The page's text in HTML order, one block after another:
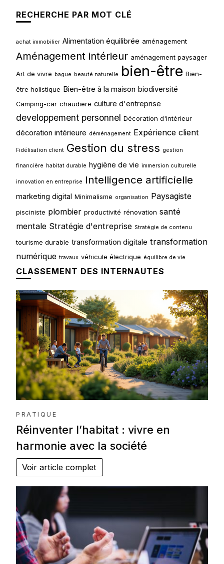
RECHERCHE PAR MOT CLÉ
achat immobilier Alimentation équilibrée aménagement
Aménagement intérieur aménagement paysager
Art de vivre bague beauté naturelle bien-être Bien-
être holistique Bien-être à la maison biodiversité
Camping-car chaudiere culture d'entreprise
developpement personnel Décoration d'intérieur
décoration intérieure déménagement Expérience client
Fidélisation client Gestion du stress gestion
financière habitat durable hygiène de vie immersion culturelle
innovation en entreprise Intelligence artificielle
marketing digital Minimalisme organisation Paysagiste
pisciniste plombier productivité rénovation santé
mentale Stratégie d'entreprise Stratégie de contenu
tourisme durable transformation digitale transformation
numérique travaux véhicule électrique équilibre de vie
CLASSEMENT DES INTERNAUTES
PRATIQUE
Réinventer l’habitat : vivre en
harmonie avec la société
Voir article complet